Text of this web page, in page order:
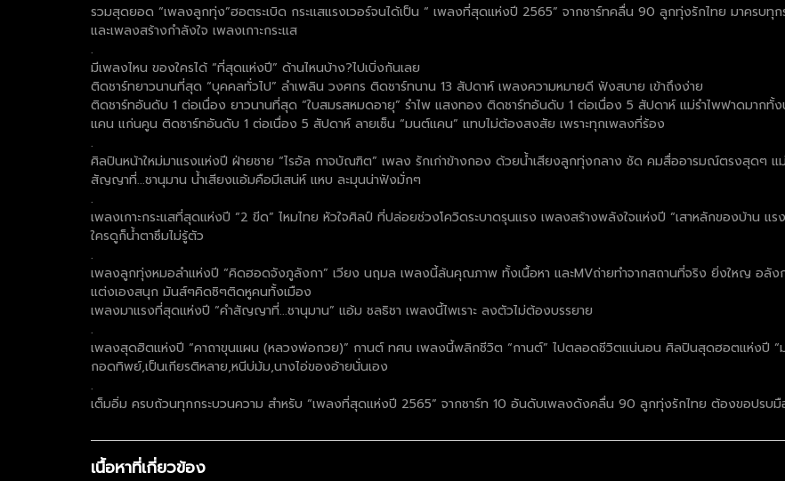
รวมสุดยอด “เพลงลูกทุ่ง”ฮอตระเบิด กระแสแรงเวอร์จนได้เป็น “ เพลงที่สุดแห่งปี 2565” จากชาร์ทคลื่น 90 ลูกทุ่งรักไทย มาครบ
และเพลงสร้างกำลังใจ เพลงเกาะกระแส
.
มีเพลงไหน ของใครได้ “ที่สุดแห่งปี” ด้านไหนบ้าง?ไปเบิ่งกันเลย
ติดชาร์ทยาวนานที่สุด “บุคคลทั่วไป” ลำเพลิน วงศกร ติดชาร์ทนาน 13 สัปดาห์ เพลงความหมายดี ฟังสบาย เข้าถึงง่าย
ติดชาร์ทอันดับ 1 ต่อเนื่อง ยาวนานที่สุด “ใบสมรสหมดอายุ” รำไพ แสงทอง ติดชาร์ทอันดับ 1 ต่อเนื่อง 5 สัปดาห์ แม่รำไพฟาดมากทั้ง
แคน แก่นคูน ติดชาร์ทอันดับ 1 ต่อเนื่อง 5 สัปดาห์ ลายเซ็น “มนต์แคน” แทบไม่ต้องสงสัย เพราะทุกเพลงที่ร้อง
.
ศิลปินหน้าใหม่มาแรงแห่งปี ฝ่ายชาย “ไรอัล กาจบัณฑิต” เพลง รักเก่าข้างกอง ด้วยน้ำเสียงลูกทุ่งกลาง ชัด คมสื่ออารมณ์ตรงสุดๆ
สัญญาที่...ชานุมาน น้ำเสียงแอ้มคือมีเสน่ห์ แหบ ละมุนน่าฟังมั่กๆ
.
เพลงเกาะกระแสที่สุดแห่งปี “2 ขีด” ไหมไทย หัวใจศิลป์ ที่ปล่อยช่วงโควิดระบาดรุนแรง เพลงสร้างพลังใจแห่งปี “เสาหลักของบ้าน
ใครดูก็น้ำตาซึมไม่รู้ตัว
.
เพลงลูกทุ่งหมอลำแห่งปี “คิดฮอดจังภูลังกา” เวียง นฤมล เพลงนี้ล้นคุณภาพ ทั้งเนื้อหา และMVถ่ายทำจากสถานที่จริง ยิ่งใหญ อลั
แต่งเองสนุก มันส์ๆคิดซิๆติดหูคนทั้งเมือง
เพลงมาแรงที่สุดแห่งปี “คำสัญญาที่...ชานุมาน” แอ้ม ชลธิชา เพลงนี้ไพเราะ ลงตัวไม่ต้องบรรยาย
.
เพลงสุดฮิตแห่งปี “คาถาขุนแผน (หลวงพ่อกวย)” กานต์ ทศน เพลงนี้พลิกชีวิต “กานต์” ไปตลอดชีวิตแน่นอน ศิลปินสุดฮอตแห่งปี “
กอดทิพย์,เป็นเกียรติหลาย,หนีบ่ม้ม,นางไอ่ของอ้ายนั่นเอง
.
เต็มอิ่ม ครบถ้วนทุกกระบวนความ สำหรับ “เพลงที่สุดแห่งปี 2565” จากชาร์ท 10 อันดับเพลงดังคลื่น 90 ลูกทุ่งรักไทย ต้องขอปรบ
เนื้อหาที่เกี่ยวข้อง